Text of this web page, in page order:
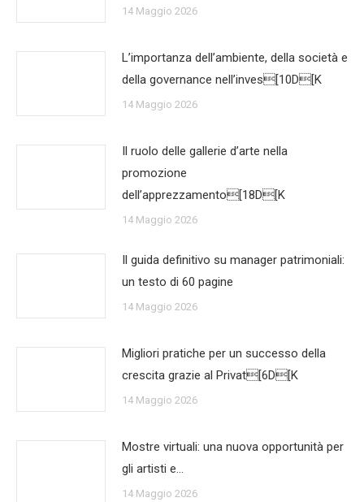
14 Maggio 2026
L’importanza dell’ambiente, della società e
della governance nell’inves[10D[K
14 Maggio 2026
Il ruolo delle gallerie d’arte nella
promozione
dell’apprezzamento[18D[K
14 Maggio 2026
Il guida definitivo su manager patrimoniali:
un testo di 60 pagine
14 Maggio 2026
Migliori pratiche per un successo della
crescita grazie al Privat[6D[K
14 Maggio 2026
Mostre virtuali: una nuova opportunità per
gli artisti e…
14 Maggio 2026